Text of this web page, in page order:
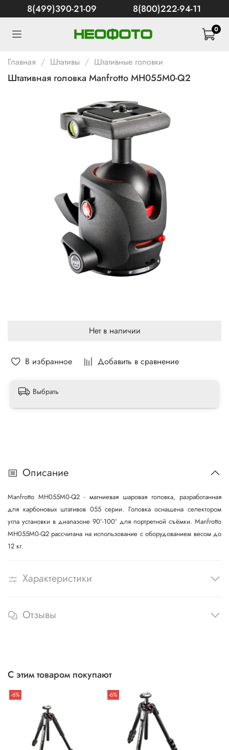
8(499)390-21-09 8(800)222-94-11
0
Главная Штативы Штативные головки
Штативная головка Manfrotto MH055M0-Q2
Нет в наличии
В избранное Добавить в сравнение
Выбрать
Описание
Manfrotto MH055M0-Q2 - магниевая шаровая головка, разработанная
для карбоновых штативов 055 серии. Головка оснащена селектором
угла установки в диапазоне 90°-100° для портретной съёмки. Manfrotto
MH055M0-Q2 рассчитана на использование с оборудованием весом до
12 кг.
Характеристики
Отзывы
С этим товаром покупают
-6% -6%